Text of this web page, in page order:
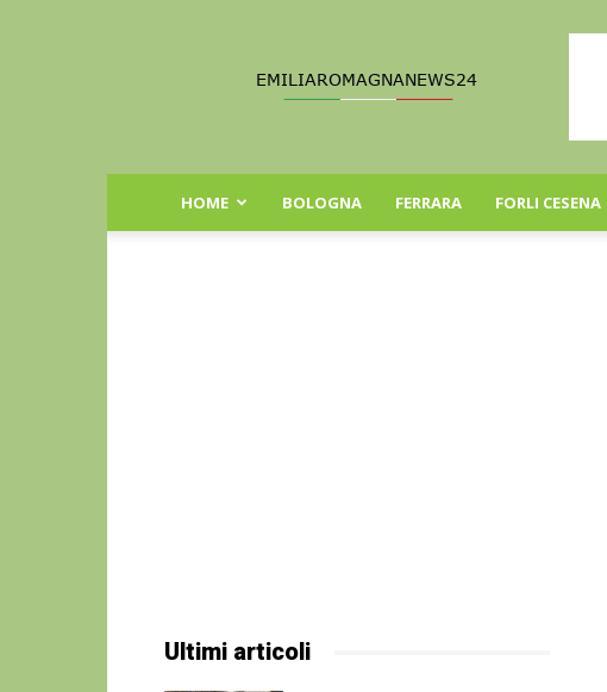
Romagna
HOME BOLOGNA FERRARA FORLI CESENA
Ultimi articoli